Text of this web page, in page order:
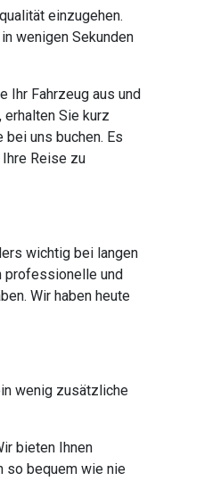
einzugehen.
wenigen Sekunden
Ihr Fahrzeug aus und
Sie kurz
uns buchen. Es
Reise zu
wichtig bei langen
professionelle und
Wir haben heute
wenig zusätzliche
bieten Ihnen
so bequem wie nie